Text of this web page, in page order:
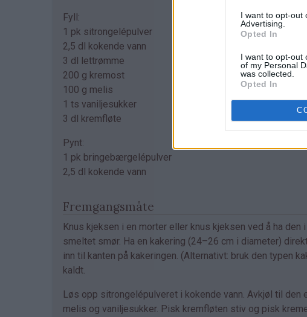
I want to opt-out
Advertising.
Opted In
I want to opt-out
of my Personal
was collected.
Opted In
Fyll:
1 pk sitrongelépulver
2,5 dl kokende vann
3 dl lettrømme
200 g kremost
100 g melis
1 ts vaniljesukker
3 dl kremfløte
Pynt:
1 pk bringebærgelépulver
2,5 dl kokende vann
Fremgangsmåte
Knus kjeksen i en morter eller knus kjeksen ved å ha
smeltet smør. Ha en kakering (24–26 cm i diameter)
inn til kanten på kakeringen. (Alternativt: bruk den typen
kaldt.
Løs opp sitrongelépulveret i kokende vann. Avkjøl til
melis og vaniljesukker. Pisk kremfløten stiv og pisk